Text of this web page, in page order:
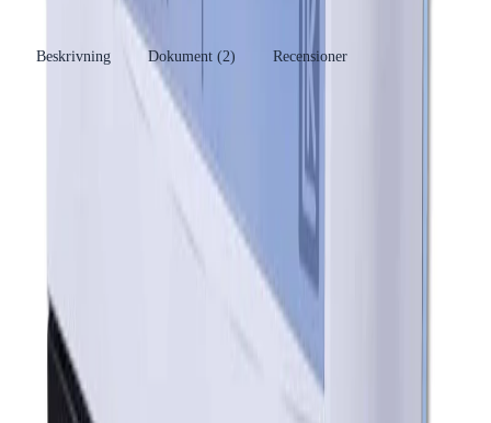
7331590038238
Beskrivning Dokument (2) Recensioner
Produkthöjdpunkter
Bakgrundsbelyst display för enkel avläsning
Självmoduleringsteknik för energieffektivitet
Funktioner som nattsänkning och braskaminsfunktion
Trådförbunden installation
Kompatibel med ICS.2-serien
Rumstermostat W ICS.2 Vit -